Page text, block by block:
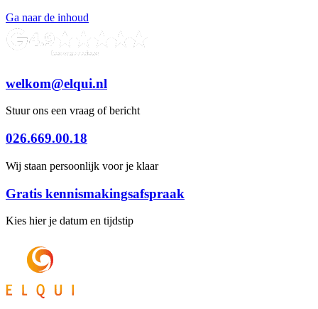
Ga naar de inhoud
welkom@elqui.nl
Stuur ons een vraag of bericht
026.669.00.18
Wij staan persoonlijk voor je klaar
Gratis kennismakingsafspraak
Kies hier je datum en tijdstip